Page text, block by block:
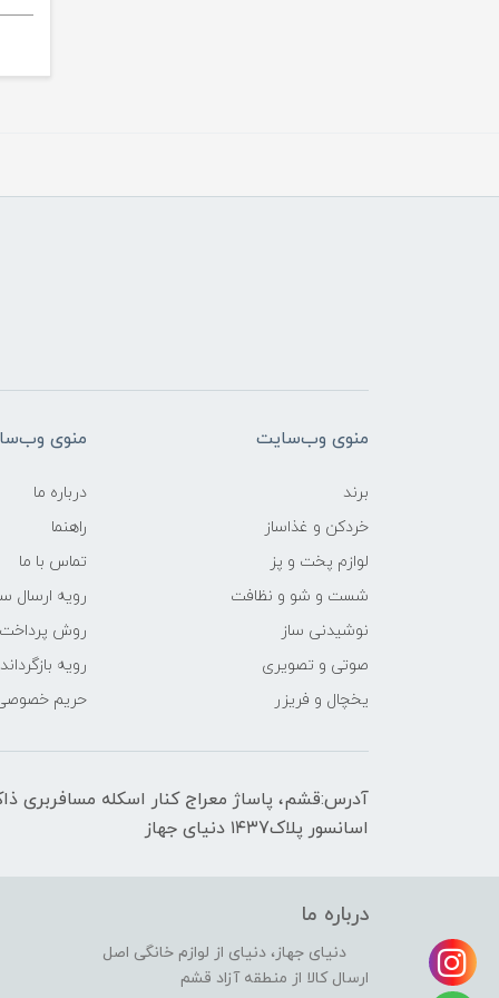
منوی وب‌سایت
برند
خردکن و غذاساز
لوازم پخت و پز
شست و شو و نظافت
نوشیدنی ساز
صوتی و تصویری
یخچال و فریزر
منوی
درباره ما
راهنما
تماس با ما
رویه ارسال
روش پرداخت
رویه‌
حریم
اسانسور پلاک۱۴۳7 دنیای جهاز
درباره ما
دنیای جهاز، دنیای از لوازم خانگی اصل
ارسال کالا از منطقه آزاد قشم